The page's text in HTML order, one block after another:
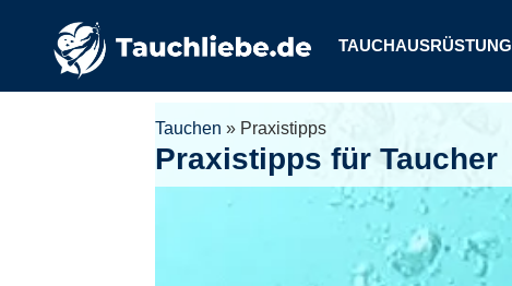
TAUCHAUSRÜSTUNG
Tauchen » Praxistipps
Praxistipps für Taucher